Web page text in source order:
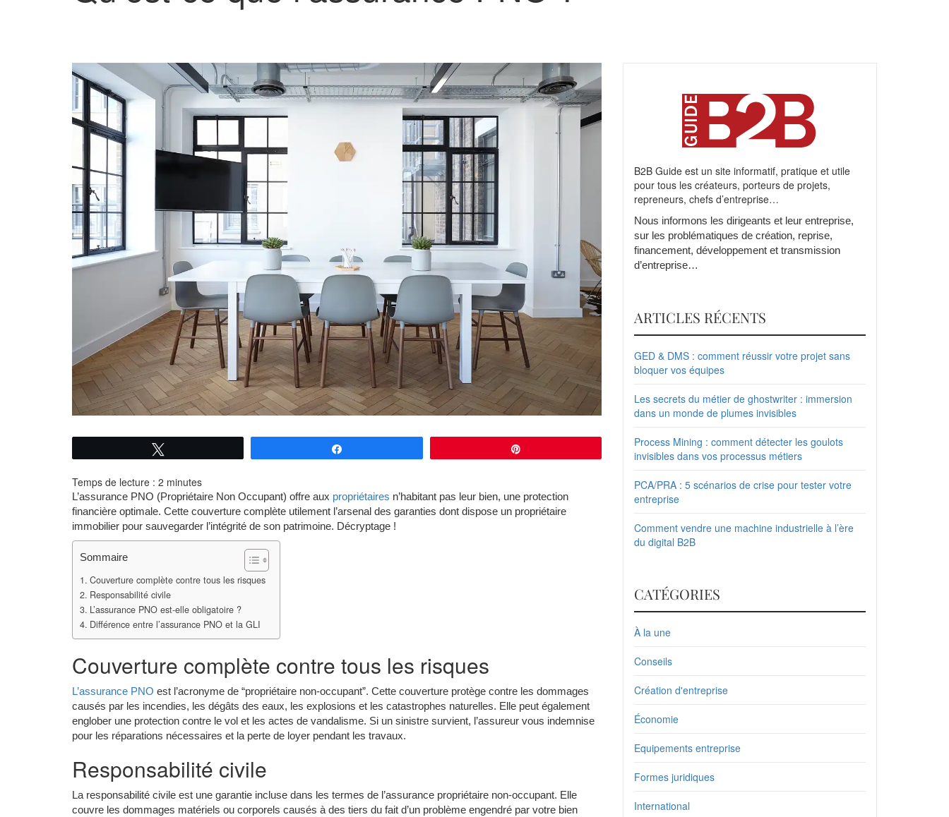
Temps de lecture : 2 minutes
L’assurance PNO (Propriétaire Non Occupant) offre aux propriétaires n’habitant pas leur bien, une protection
financière optimale. Cette couverture complète utilement l’arsenal des garanties dont dispose un propriétaire
immobilier pour sauvegarder l’intégrité de son patrimoine. Décryptage !
Sommaire
Couverture complète contre tous les risques
Responsabilité civile
L’assurance PNO est-elle obligatoire ?
Différence entre l’assurance PNO et la GLI
Couverture complète contre tous les risques
L’assurance PNO est l’acronyme de “propriétaire non-occupant”. Cette couverture protège contre les dommages
causés par les incendies, les dégâts des eaux, les explosions et les catastrophes naturelles. Elle peut également
englober une protection contre le vol et les actes de vandalisme. Si un sinistre survient, l’assureur vous indemnise
pour les réparations nécessaires et la perte de loyer pendant les travaux.
Responsabilité civile
La responsabilité civile est une garantie incluse dans les termes de l’assurance propriétaire non-occupant. Elle
couvre les dommages matériels ou corporels causés à des tiers du fait d’un problème engendré par votre bien
B2B Guide est un site informatif, pratique et utile
pour tous les créateurs, porteurs de projets,
repreneurs, chefs d’entreprise…
Nous informons les dirigeants et leur entreprise,
sur les problématiques de création, reprise,
financement, développement et transmission
d’entreprise…
ARTICLES RÉCENTS
GED & DMS : comment réussir votre projet sans
bloquer vos équipes
Les secrets du métier de ghostwriter : immersion
dans un monde de plumes invisibles
Process Mining : comment détecter les goulots
invisibles dans vos processus métiers
PCA/PRA : 5 scénarios de crise pour tester votre
entreprise
Comment vendre une machine industrielle à l’ère
du digital B2B
CATÉGORIES
À la une
Conseils
Création d'entreprise
Économie
Equipements entreprise
Formes juridiques
International